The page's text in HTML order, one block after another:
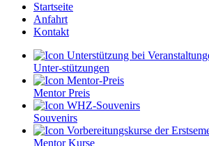
Startseite
Anfahrt
Kontakt
Unter-stützungen
Mentor Preis
Souvenirs
Mentor Kurse